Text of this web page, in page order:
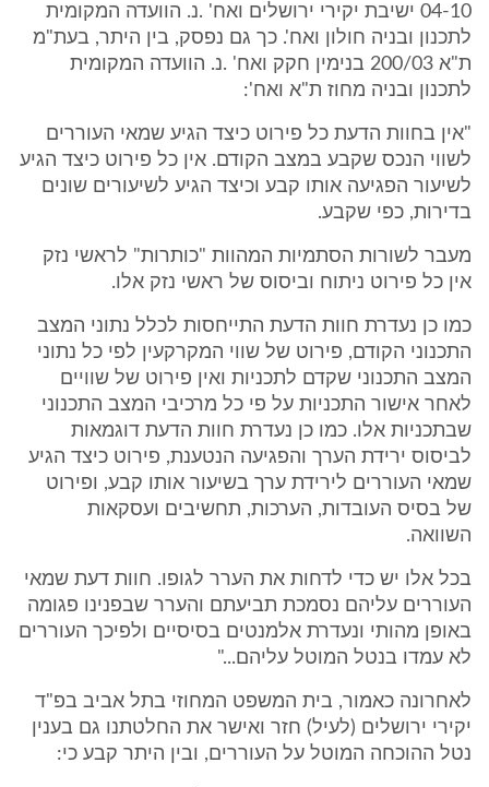
04-10 ישיבת יקירי ירושלים ואח' .נ. הוועדה המקומית
לתכנון ובניה חולון ואח'. כך גם נפסק, בין היתר, בעת"מ
ת"א 200/03 בנימין חקק ואח' .נ. הוועדה המקומית
לתכנון ובניה מחוז ת"א ואח':
"אין בחוות הדעת כל פירוט כיצד הגיע שמאי העוררים
לשווי הנכס שקבע במצב הקודם. אין כל פירוט כיצד הגיע
לשיעור הפגיעה אותו קבע וכיצד הגיע לשיעורים שונים
בדירות, כפי שקבע.
מעבר לשורות הסתמיות המהוות "כותרות" לראשי נזק
אין כל פירוט ניתוח וביסוס של ראשי נזק אלו.
כמו כן נעדרת חוות הדעת התייחסות לכלל נתוני המצב
התכנוני הקודם, פירוט של שווי המקרקעין לפי כל נתוני
המצב התכנוני שקדם לתכניות ואין פירוט של שוויים
לאחר אישור התכניות על פי כל מרכיבי המצב התכנוני
שבתכניות אלו. כמו כן נעדרת חוות הדעת דוגמאות
לביסוס ירידת הערך והפגיעה הנטענת, פירוט כיצד הגיע
שמאי העוררים לירידת ערך בשיעור אותו קבע, ופירוט
של בסיס העובדות, הערכות, תחשיבים ועסקאות
השוואה.
בכל אלו יש כדי לדחות את הערר לגופו. חוות דעת שמאי
העוררים עליהם נסמכת תביעתם והערר שבפנינו פגומה
באופן מהותי ונעדרת אלמנטים בסיסיים ולפיכך העוררים
לא עמדו בנטל המוטל עליהם..."
לאחרונה כאמור, בית המשפט המחוזי בתל אביב בפ"ד
יקירי ירושלים (לעיל) חזר ואישר את החלטתנו גם בענין
נטל ההוכחה המוטל על העוררים, ובין היתר קבע כי: